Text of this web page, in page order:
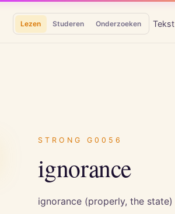
Lezen Studeren Onderzoeken Tekst
STRONG G0056
ignorance
ignorance (properly, the state)